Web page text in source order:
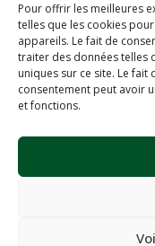
Pour offrir les meilleures
telles que les cookies
appareils. Le fait de
traiter des données telles
uniques sur ce site. Le
consentement peut avoir
et fonctions.